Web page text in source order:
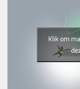
Klik om